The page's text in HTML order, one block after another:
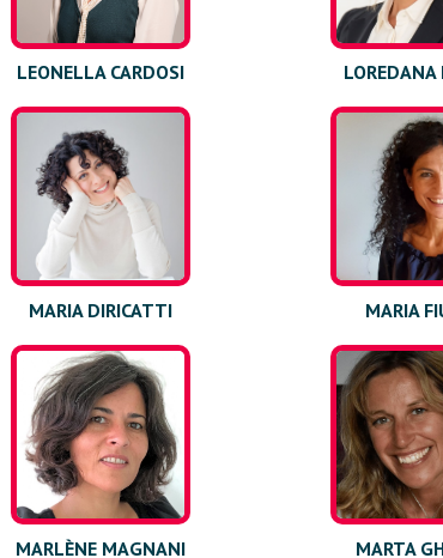
LEONELLA CARDOSI LOREDANA
MARIA DIRICATTI MARIA
MARLÈNE MAGNANI MARTA